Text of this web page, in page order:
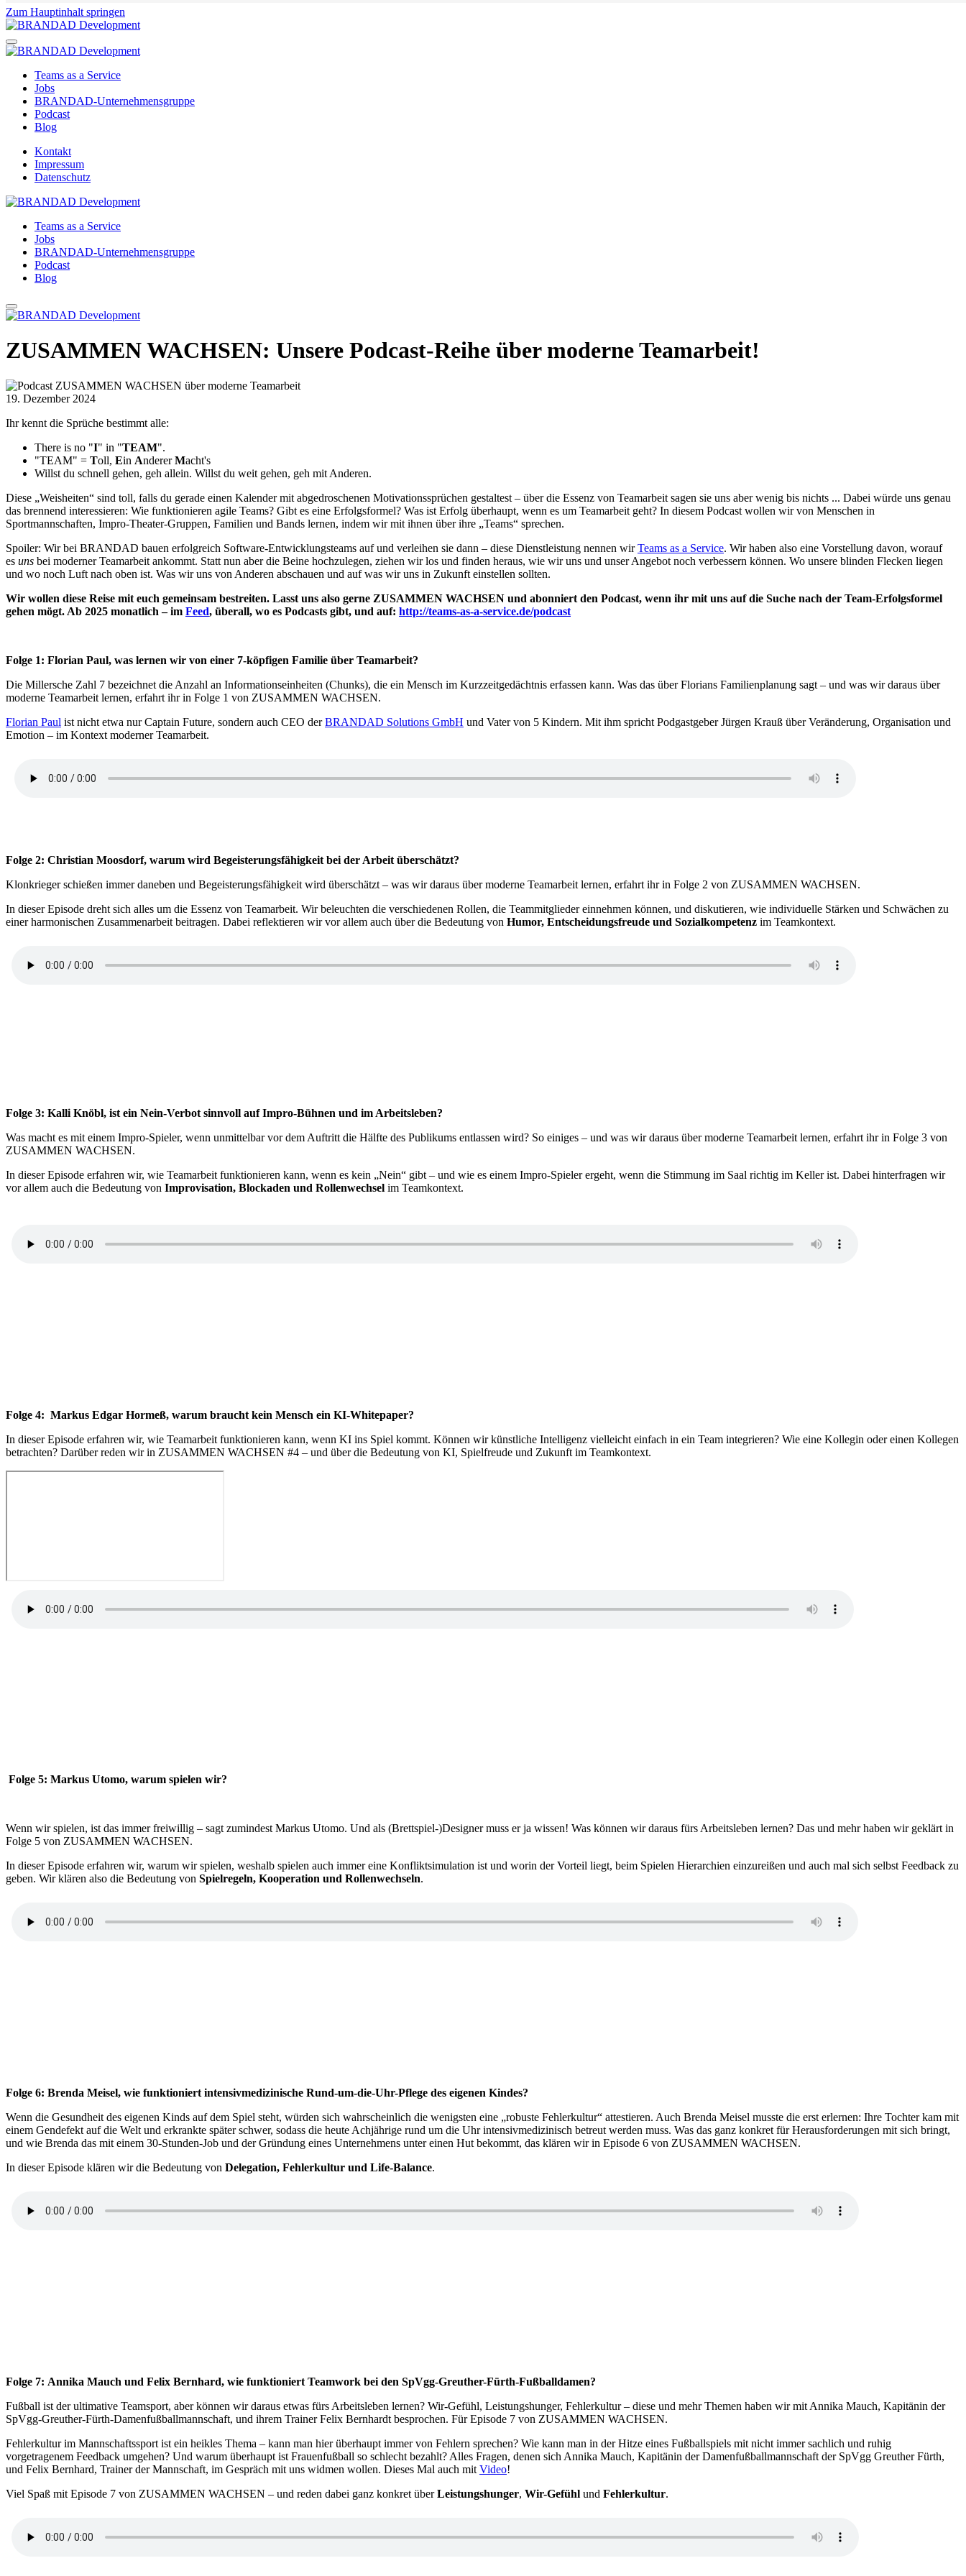
Zum Hauptinhalt springen
Teams as a Service
Jobs
BRANDAD-Unternehmensgruppe
Podcast
Blog
Kontakt
Impressum
Datenschutz
Teams as a Service
Jobs
BRANDAD-Unternehmensgruppe
Podcast
Blog
ZUSAMMEN WACHSEN: Unsere Podcast-Reihe über moderne Teamarbeit!
19. Dezember 2024
Ihr kennt die Sprüche bestimmt alle:
There is no "I" in "TEAM".
"TEAM" = Toll, Ein AndererMacht's
Willst du schnell gehen, geh allein. Willst du weit gehen, geh mit Anderen.
Diese „Weisheiten“ sind toll, falls du gerade einen Kalender mit abgedroschenen Motivationssprüchen gestaltest – über die Essenz von Teamarbeit sagen sie uns aber wenig bis nichts ... Dabei würde uns genau
das brennend interessieren: Wie funktionieren agile Teams? Gibt es eine Erfolgsformel? Was ist Erfolg überhaupt, wenn es um Teamarbeit geht? In diesem Podcast wollen wir von Menschen in
Sportmannschaften, Impro-Theater-Gruppen, Familien und Bands lernen, indem wir mit ihnen über ihre „Teams“ sprechen.
Spoiler: Wir bei BRANDAD bauen erfolgreich Software-Entwicklungsteams auf und verleihen sie dann – diese Dienstleistung nennen wirTeams as a Service. Wir haben also eine Vorstellung davon, worauf
es uns bei moderner Teamarbeit ankommt. Statt nun aber die Beine hochzulegen, ziehen wir los und finden heraus, wie wir uns und unser Angebot noch verbessern können. Wo unsere blinden Flecken liegen
und wo noch Luft nach oben ist. Was wir uns von Anderen abschauen und auf was wir uns in Zukunft einstellen sollten.
Wir wollen diese Reise mit euch gemeinsam bestreiten. Lasst uns also gerne ZUSAMMEN WACHSEN und abonniert den Podcast, wenn ihr mit uns auf die Suche nach der Team-Erfolgsformel
gehen mögt. Ab 2025 monatlich – im Feed, überall, wo es Podcasts gibt, und auf: http://teams-as-a-service.de/podcast
Folge 1: Florian Paul, was lernen wir von einer 7-köpfigen Familie über Teamarbeit?
Die Millersche Zahl 7 bezeichnet die Anzahl an Informationseinheiten (Chunks), die ein Mensch im Kurzzeitgedächtnis erfassen kann. Was das über Florians Familienplanung sagt – und was wir daraus über
moderne Teamarbeit lernen, erfahrt ihr in Folge 1 von ZUSAMMEN WACHSEN.
Florian Paul ist nicht etwa nur Captain Future, sondern auch CEO derBRANDAD Solutions GmbH und Vater von 5 Kindern. Mit ihm spricht Podgastgeber Jürgen Krauß über Veränderung, Organisation und
Emotion – im Kontext moderner Teamarbeit.
Folge 2: Christian Moosdorf, warum wird Begeisterungsfähigkeit bei der Arbeit überschätzt?
Klonkrieger schießen immer daneben und Begeisterungsfähigkeit wird überschätzt – was wir daraus über moderne Teamarbeit lernen, erfahrt ihr in Folge 2 von ZUSAMMEN WACHSEN.
In dieser Episode dreht sich alles um die Essenz von Teamarbeit. Wir beleuchten die verschiedenen Rollen, die Teammitglieder einnehmen können, und diskutieren, wie individuelle Stärken und Schwächen zu
einer harmonischen Zusammenarbeit beitragen. Dabei reflektieren wir vor allem auch über die Bedeutung von Humor, Entscheidungsfreude und Sozialkompetenz im Teamkontext.
Folge 3: Kalli Knöbl, ist ein Nein-Verbot sinnvoll auf Impro-Bühnen und im Arbeitsleben?
Was macht es mit einem Impro-Spieler, wenn unmittelbar vor dem Auftritt die Hälfte des Publikums entlassen wird? So einiges – und was wir daraus über moderne Teamarbeit lernen, erfahrt ihr in Folge 3 von
ZUSAMMEN WACHSEN.
In dieser Episode erfahren wir, wie Teamarbeit funktionieren kann, wenn es kein „Nein“ gibt – und wie es einem Impro-Spieler ergeht, wenn die Stimmung im Saal richtig im Keller ist. Dabei hinterfragen wir
vor allem auch die Bedeutung von Improvisation, Blockaden und Rollenwechsel im Teamkontext.
Folge 4: Markus Edgar Hormeß, warum braucht kein Mensch ein KI-Whitepaper?
In dieser Episode erfahren wir, wie Teamarbeit funktionieren kann, wenn KI ins Spiel kommt. Können wir künstliche Intelligenz vielleicht einfach in ein Team integrieren? Wie eine Kollegin oder einen Kollegen
betrachten? Darüber reden wir in ZUSAMMEN WACHSEN #4 – und über die Bedeutung von KI, Spielfreude und Zukunft im Teamkontext.
Folge 5: Markus Utomo, warum spielen wir?
Wenn wir spielen, ist das immer freiwillig – sagt zumindest Markus Utomo. Und als (Brettspiel-)Designer muss er ja wissen! Was können wir daraus fürs Arbeitsleben lernen? Das und mehr haben wir geklärt in
Folge 5 von ZUSAMMEN WACHSEN.
In dieser Episode erfahren wir, warum wir spielen, weshalb spielen auch immer eine Konfliktsimulation ist und worin der Vorteil liegt, beim Spielen Hierarchien einzureißen und auch mal sich selbst Feedback zu
geben. Wir klären also die Bedeutung von Spielregeln, Kooperation und Rollenwechseln.
Folge 6: Brenda Meisel, wie funktioniert intensivmedizinische Rund-um-die-Uhr-Pflege des eigenen Kindes?
Wenn die Gesundheit des eigenen Kinds auf dem Spiel steht, würden sich wahrscheinlich die wenigsten eine „robuste Fehlerkultur“ attestieren. Auch Brenda Meisel musste die erst erlernen: Ihre Tochter kam mit
einem Gendefekt auf die Welt und erkrankte später schwer, sodass die heute Achjährige rund um die Uhr intensivmedizinisch betreut werden muss. Was das ganz konkret für Herausforderungen mit sich bringt,
und wie Brenda das mit einem 30-Stunden-Job und der Gründung eines Unternehmens unter einen Hut bekommt, das klären wir in Episode 6 von ZUSAMMEN WACHSEN.
In dieser Episode klären wir die Bedeutung von Delegation, Fehlerkultur und Life-Balance.
Folge 7: Annika Mauch und Felix Bernhard, wie funktioniert Teamwork bei den SpVgg-Greuther-Fürth-Fußballdamen?
Fußball ist der ultimative Teamsport, aber können wir daraus etwas fürs Arbeitsleben lernen? Wir-Gefühl, Leistungshunger, Fehlerkultur – diese und mehr Themen haben wir mit Annika Mauch, Kapitänin der
SpVgg-Greuther-Fürth-Damenfußballmannschaft, und ihrem Trainer Felix Bernhardt besprochen. Für Episode 7 von ZUSAMMEN WACHSEN.
Fehlerkultur im Mannschaftssport ist ein heikles Thema – kann man hier überhaupt immer von Fehlern sprechen? Wie kann man in der Hitze eines Fußballspiels mit nicht immer sachlich und ruhig
vorgetragenem Feedback umgehen? Und warum überhaupt ist Frauenfußball so schlecht bezahlt? Alles Fragen, denen sich Annika Mauch, Kapitänin der Damenfußballmannschaft der SpVgg Greuther Fürth,
und Felix Bernhard, Trainer der Mannschaft, im Gespräch mit uns widmen wollen. Dieses Mal auch mit Video!
Viel Spaß mit Episode 7 von ZUSAMMEN WACHSEN – und reden dabei ganz konkret überLeistungshunger, Wir-Gefühl und Fehlerkultur.